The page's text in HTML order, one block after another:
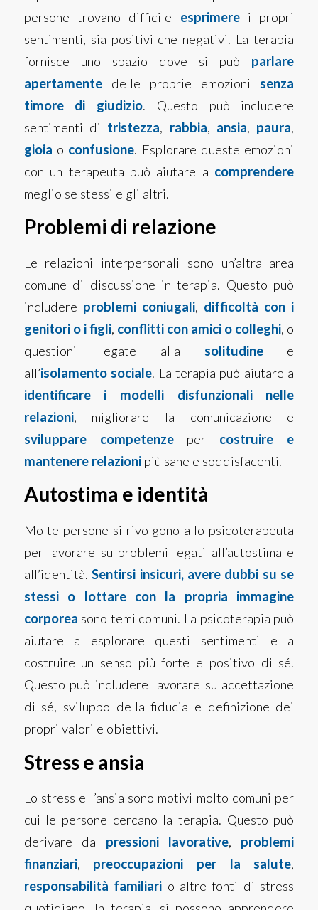
persone trovano difficile esprimerei propri
sentimenti, sia positivi che negativi. La terapia
fornisce uno spazio dove si può parlare
apertamentedelle proprie emozioni senza
timore di giudizio. Questo può includere
sentimenti di tristezza, rabbia, ansia, paura,
gioia o confusione. Esplorare queste emozioni
con un terapeuta può aiutare a comprendere
meglio se stessi e gli altri.
Problemi di relazione
Le relazioni interpersonali sono un’altra area
comune di discussione in terapia. Questo può
includere problemi coniugali, difficoltà con i
genitori o i figli, conflitti con amici o colleghi, o
questioni legate alla solitudinee
all’isolamento sociale. La terapia può aiutare a
identificare i modelli disfunzionali nelle
relazioni, migliorare la comunicazione e
sviluppare competenzeper costruire e
mantenere relazionipiù sane e soddisfacenti.
Autostima e identità
Molte persone si rivolgono allo psicoterapeu­ta
per lavorare su problemi legati all’autostima e
all’identità.Sentirsi insicuri, avere dubbi su se
stessi o lottare con la propria immagine
corporea sono temi comuni. La psicoterapia può
aiutare a esplorare questi sentimenti e a
costruire un senso più forte e positivo di sé.
Questo può includere lavorare su accettazione
di sé, sviluppo della fiducia e definizione dei
propri valori e obiettivi.
Stress e ansia
Lo stress e l’ansia sono motivi molto comuni per
cui le persone cercano la terapia. Questo può
derivare da pressioni lavorative, problemi
finanziari, preoccupazioni per la salute,
responsabilità familiari o altre fonti di stress